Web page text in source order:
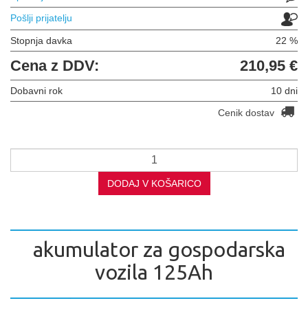
Pošlji prijatelju
Stopnja davka 22 %
Cena z DDV: 210,95 €
Dobavni rok
10 dni
Cenik dostav
DODAJ V KOŠARICO
akumulator za gospodarska
vozila 125Ah